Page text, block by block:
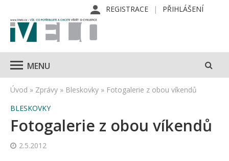
REGISTRACE PŘIHLÁŠENÍ
MENU
Úvod » Zprávy » Bleskovky » Fotogalerie z obou víkendů
BLESKOVKY
Fotogalerie z obou víkendů
2.5.2012